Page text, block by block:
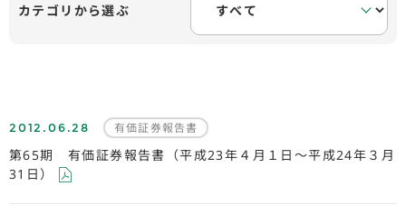
カテゴリから選ぶ
2012.06.28 有価証券報告書
第65期 有価証券報告書（平成23年４月１日～平成24年３月
31日）